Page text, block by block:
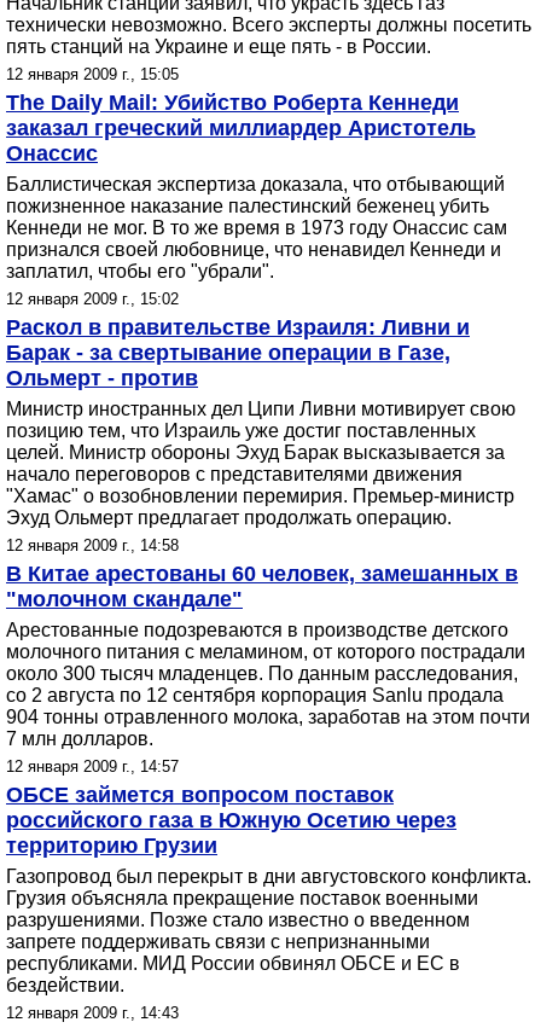
технически невозможно. Всего эксперты должны посетить
пять станций на Украине и еще пять - в России.
12 января 2009 г., 15:05
The Daily Mail: Убийство Роберта Кеннеди
заказал греческий миллиардер Аристотель
Онассис
Баллистическая экспертиза доказала, что отбывающий
пожизненное наказание палестинский беженец убить
Кеннеди не мог. В то же время в 1973 году Онассис сам
признался своей любовнице, что ненавидел Кеннеди и
заплатил, чтобы его "убрали".
12 января 2009 г., 15:02
Раскол в правительстве Израиля: Ливни и
Барак - за свертывание операции в Газе,
Ольмерт - против
Министр иностранных дел Ципи Ливни мотивирует свою
позицию тем, что Израиль уже достиг поставленных
целей. Министр обороны Эхуд Барак высказывается за
начало переговоров с представителями движения
"Хамас" о возобновлении перемирия. Премьер-министр
Эхуд Ольмерт предлагает продолжать операцию.
12 января 2009 г., 14:58
В Китае арестованы 60 человек, замешанных в
"молочном скандале"
Арестованные подозреваются в производстве детского
молочного питания с меламином, от которого пострадали
около 300 тысяч младенцев. По данным расследования,
со 2 августа по 12 сентября корпорация Sanlu продала
904 тонны отравленного молока, заработав на этом почти
7 млн долларов.
12 января 2009 г., 14:57
ОБСЕ займется вопросом поставок
российского газа в Южную Осетию через
территорию Грузии
Газопровод был перекрыт в дни августовского конфликта.
Грузия объясняла прекращение поставок военными
разрушениями. Позже стало известно о введенном
запрете поддерживать связи с непризнанными
республиками. МИД России обвинял ОБСЕ и ЕС в
бездействии.
12 января 2009 г., 14:43